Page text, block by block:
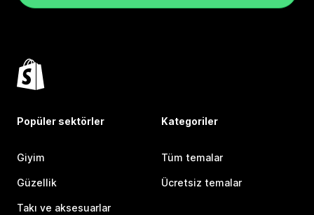
Popüler sektörler
Giyim
Güzellik
Takı ve aksesuarlar
Kategoriler
Tüm temalar
Ücretsiz temalar